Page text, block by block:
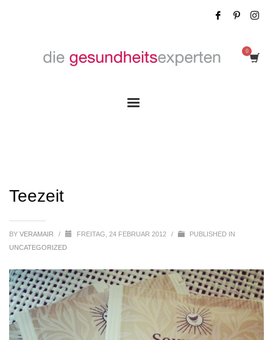
Teezeit
BY VERAMAIR / FREITAG, 24 FEBRUAR 2012 /
PUBLISHED IN
UNCATEGORIZED